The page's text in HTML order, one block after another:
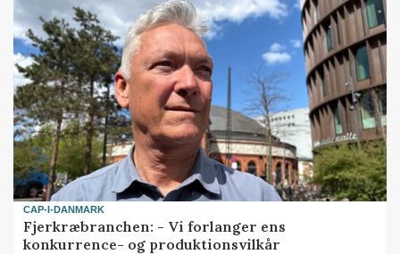
CAP-I-DANMARK
Fjerkræbranchen: - Vi forlanger ens
konkurrence- og produktionsvilkår